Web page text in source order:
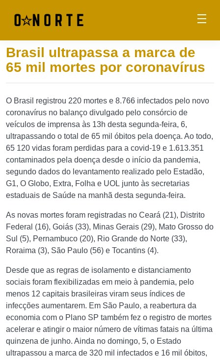
Brasil ultrapassa a marca de
65 mil mortes por coronavírus
O Brasil registrou 220 mortes e 8.766 infectados pelo novo
coronavírus no balanço divulgado pelo consórcio de
veículos de imprensa às 13h desta segunda-feira, 6,
ultrapassando o total de 65 mil óbitos pela doença. Ao todo,
65 120 vidas foram perdidas para a covid-19 e 1.613.351
contaminados pela doença desde o início da pandemia,
segundo dados do levantamento realizado pelo Estadão,
G1, O Globo, Extra, Folha e UOL junto às secretarias
estaduais de Saúde na manhã desta segunda-feira.
As novas mortes foram registradas no Ceará (21), Distrito
Federal (16), Goiás (33), Minas Gerais (29), Mato Grosso do
Sul (5), Pernambuco (20), Rio Grande do Norte (33),
Roraima (3), São Paulo (56) e Tocantins (4).
Desde que as regras de isolamento e distanciamento
sociais foram flexibilizadas em meio à pandemia, pelo
menos 12 capitais brasileiras viram seus índices de
infecções aumentarem. Em São Paulo, a reabertura da
economia com o Plano SP também fez o registro de mortes
acelerar e atingir o maior número de vítimas fatais na última
quinzena de junho. Ainda no domingo, 5, o Estado
ultrapassou a marca de 320 mil infectados e 16 mil óbitos,